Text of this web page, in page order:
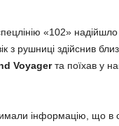
«102»
рушниці здійснив
Voyagerта поїхав у
інформацію, що в